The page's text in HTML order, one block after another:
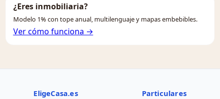
¿Eres inmobiliaria?
Modelo 1% con tope anual, multilenguaje y mapas embebibles.
Ver cómo funciona →
EligeCasa.es Particulares